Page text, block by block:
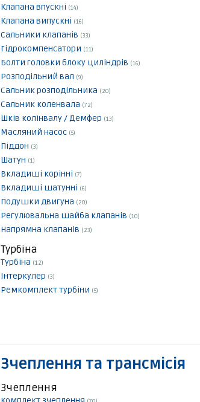
Клапана впускні (14)
Клапана випускні (16)
Сальники клапанів (33)
Гідрокомпенсатори (11)
Болти головки блоку циліндрів (16)
Розподільний вал (9)
Сальник розподільника (20)
Сальник коленвала (72)
Шків колінвалу / Демфер (13)
Масляний насос (5)
Піддон (3)
Шатун (1)
Вкладиші корінні (7)
Вкладиші шатунні (6)
Подушки двигуна (20)
Регулювальна шайба клапанів (10)
Напрямна клапанів (23)
Турбіна
Турбіна (12)
Інтеркулер (3)
Ремкомплект турбіни (5)
Зчеплення та трансмісія
Зчеплення